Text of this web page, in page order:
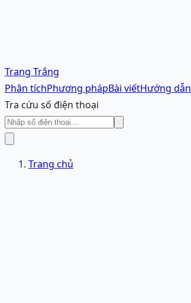
Trang Trắng
Phân tíchPhương phápBài viếtHướng dẫn
Tra cứu số điện thoại
Trang chủ